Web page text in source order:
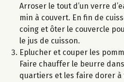
Arroser le tout d’un verre
min à couvert. En fin de
coing et ôter le couvercle
le jus de cuisson.
Eplucher et couper les
Faire chauffer le beurre
quartiers et les faire dorer